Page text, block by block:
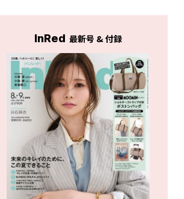
InRed 最新号 & 付録